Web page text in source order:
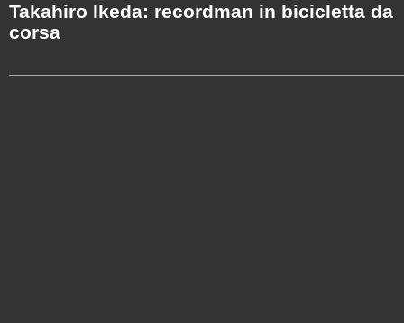
Takahiro Ikeda: recordman in bicicletta da
corsa